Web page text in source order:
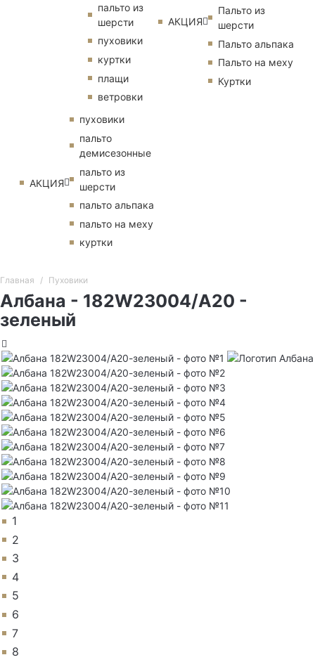
пальто из
шерсти
пуховики
куртки
плащи
ветровки
АКЦИЯ
пуховики
пальто
демисезонные
пальто из
шерсти
пальто альпака
пальто на меху
куртки
АКЦИЯ
Пальто из
шерсти
Пальто альпака
Пальто на меху
Куртки
Главная Пуховики
Албана - 182W23004/А20 -
зеленый
1
2
3
4
5
6
7
8